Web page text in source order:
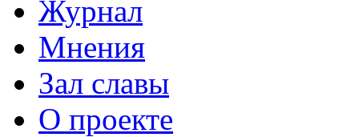
Журнал
Мнения
Зал славы
О проекте